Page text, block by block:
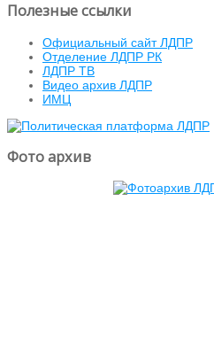
Полезные ссылки
Официальный сайт ЛДПР
Отделение ЛДПР РК
ЛДПР ТВ
Видео архив ЛДПР
ИМЦ
Фото архив